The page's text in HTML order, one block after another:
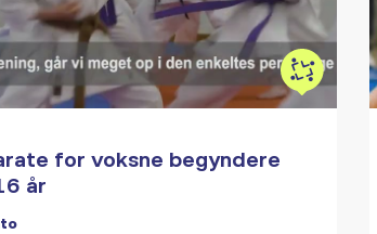
for voksne begyndere
år